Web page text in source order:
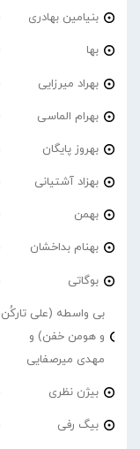
بنیامین بهادری
بها
بهراد میرزایی
بهرام الماسی
بهروز پایگان
بهزاد آشتیانی
بهمن
بهنام بداخشان
بوگاتی
بی واسطه (علی تارکُن
و هومن خفن) و
مهدی میرصفایی
بیژن نظری
بیگ رفی